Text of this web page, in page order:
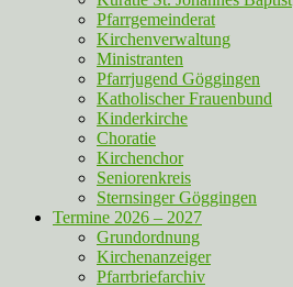
Pfarrgemeinderat
Kirchenverwaltung
Ministranten
Pfarrjugend Göggingen
Katholischer Frauenbund
Kinderkirche
Choratie
Kirchenchor
Seniorenkreis
Sternsinger Göggingen
Termine 2026 – 2027
Grundordnung
Kirchenanzeiger
Pfarrbriefarchiv